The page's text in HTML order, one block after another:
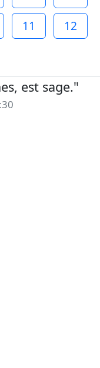
11
12
est sage."